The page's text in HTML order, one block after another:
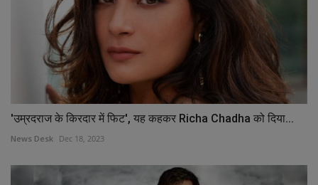
'उम्रदराज के किरदार में फिट', यह कहकर Richa Chadha को दिया...
News Desk Dec 18, 2023